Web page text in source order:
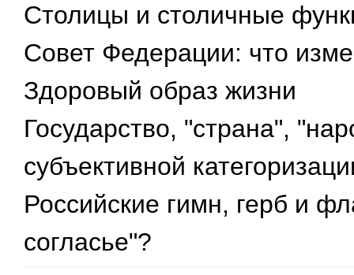
Столицы и столичные
Совет Федерации: что
Здоровый образ жизни
Государство, "страна",
субъективной
Российские гимн, герб и
согласье"?